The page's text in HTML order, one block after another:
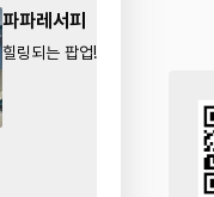
파파레서피
힐링되는 팝업!! 본품 가챠 굿굿!!